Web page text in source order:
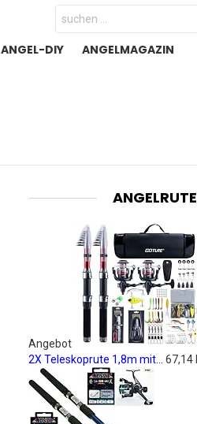
Search
for:
ANGEL-DIY
ANGELMAGAZIN
Angebot
2X Teleskoprute 1,8m mit...
67,14